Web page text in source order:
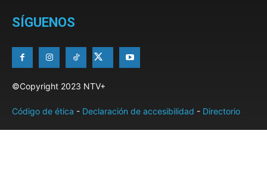
SÍGUENOS
©Copyright 2023 NTV+
Código de ética - Declaración de accesibilidad - Directorio